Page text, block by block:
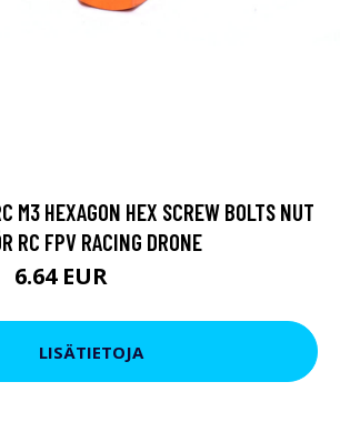
M3 HEXAGON HEX SCREW BOLTS NUT
RC FPV RACING DRONE
6.64 EUR
LISÄTIETOJA